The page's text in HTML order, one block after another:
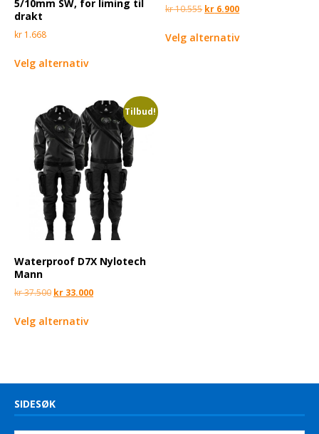
5/10mm SW, for liming til
drakt
kr 1.668
Velg alternativ
kr10.555 kr 6.900
Velg alternativ
Tilbud!
Waterproof D7X Nylotech
Mann
kr37.500 kr 33.000
Velg alternativ
SIDESØK